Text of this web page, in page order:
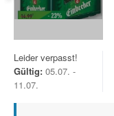
Leider verpasst!
Gültig: 05.07. -
11.07.